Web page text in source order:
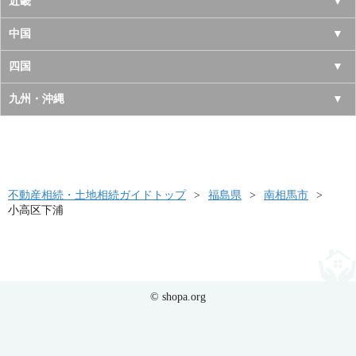
秋田県
山形県
福島県
埼玉県
茨城県
栃木県
新潟県
富山県
石川県
岐阜県
三重県
静岡県
大阪府
京都府
兵庫県
和歌山県
中国
鳥取県
島根県
山口県
四国
徳島県
高知県
九州・沖縄
長崎県
不動産相続・土地相続ガイドトップ 福島県
南相馬市
小高区下浦
© shopa.org